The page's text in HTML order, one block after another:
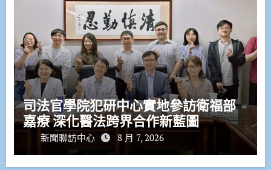
司法官學院犯研中心實地參訪衛福部
嘉療 深化醫法跨界合作新藍圖
新聞聯訪中心 8 月 7, 2026